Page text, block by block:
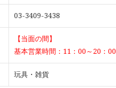
03-3409-3438
【当面の間】
基本営業時間：11：00～20：00
玩具・雑貨